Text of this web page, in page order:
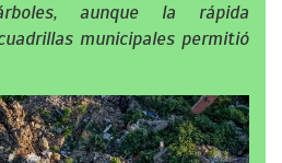
aunque la rápida
municipales permitió